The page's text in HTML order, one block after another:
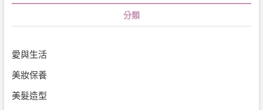
分類
愛與生活
美妝保養
美髮造型